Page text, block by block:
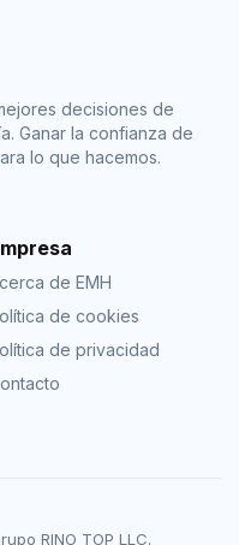
decisiones de
Ganar la confianza de
lo que hacemos.
de EMH
de cookies
de privacidad
RINO TOP LLC.